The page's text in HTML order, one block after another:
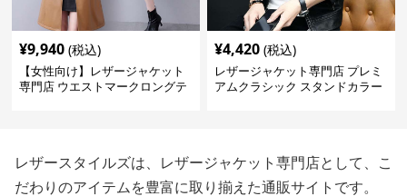
¥9,940 (税込)
【女性向け】レザージャケット
専門店 ウエストマークロングテ
¥4,420 (税込)
レザージャケット専門店 プレミ
アムクラシック スタンドカラー
レザースタイルズは、レザージャケット専門店として、こ
だわりのアイテムを豊富に取り揃えた通販サイトです。